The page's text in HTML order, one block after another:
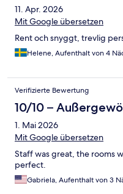
11. Apr. 2026
Mit Google übersetzen
Rent och snyggt, trevlig
Helene, Aufenthalt von 4
Verifizierte Bewertung
10/10 –
1. Mai 2026
Mit Google übersetzen
Staff was great, the rooms
perfect.
Gabriela, Aufenthalt von 3